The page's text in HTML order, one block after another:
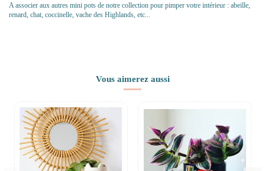
A associer aux autres mini pots de notre collection pour pimper votre intérieur : abeille,
renard, chat, coccinelle, vache des Highlands, etc...
Vous aimerez aussi